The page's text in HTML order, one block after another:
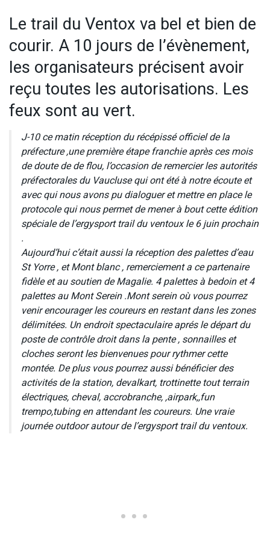
Le trail du Ventox va bel et bien de
courir. A 10 jours de l’évènement,
les organisateurs précisent avoir
reçu toutes les autorisations. Les
feux sont au vert.
J-10 ce matin réception du récépissé officiel de la
préfecture ,une première étape franchie après ces mois
de doute de de flou, l’occasion de remercier les autorités
préfectorales du Vaucluse qui ont été à notre écoute et
avec qui nous avons pu dialoguer et mettre en place le
protocole qui nous permet de mener à bout cette édition
spéciale de l’ergysport trail du ventoux le 6 juin prochain
.
Aujourd’hui c’était aussi la réception des palettes d’eau
St Yorre , et Mont blanc , remerciement a ce partenaire
fidèle et au soutien de Magalie. 4 palettes à bedoin et 4
palettes au Mont Serein .Mont serein où vous pourrez
venir encourager les coureurs en restant dans les zones
délimitées. Un endroit spectaculaire aprés le départ du
poste de contrôle droit dans la pente , sonnailles et
cloches seront les bienvenues pour rythmer cette
montée. De plus vous pourrez aussi bénéficier des
activités de la station, devalkart, trottinette tout terrain
électriques, cheval, accrobranche, ,airpark,,fun
trempo,tubing en attendant les coureurs. Une vraie
journée outdoor autour de l’ergysport trail du ventoux.